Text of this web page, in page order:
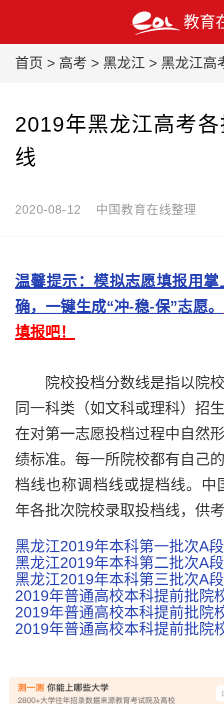
教育
首页 > 高考 > 黑龙江 > 黑龙江高
2019年黑龙江高考
线
2020-08-12 中国教育在线整理
温馨提示：模拟志愿填报用
确，一键生成“冲-稳-保”志愿。
填报吧！
院校投档分数线是指以院校
同一科类（如文科或理科）招
在对第一志愿投档过程中自然
绩标准。每一所院校都有自己
档线也称调档线或提档线。中
年各批次院校录取投档线，供
黑龙江2019年本科第一批次A
黑龙江2019年本科第二批次A
黑龙江2019年本科第三批次A
2019年普通高校本科提前批院
2019年普通高校本科提前批院
2019年普通高校本科提前批院